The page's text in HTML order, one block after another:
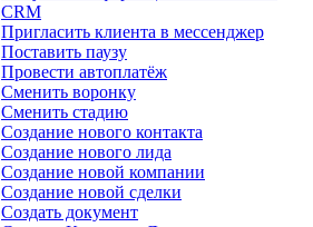
CRM
Пригласить клиента в мессенджер
Поставить паузу
Провести автоплатёж
Сменить воронку
Сменить стадию
Создание нового контакта
Создание нового лида
Создание новой компании
Создание новой сделки
Создать документ